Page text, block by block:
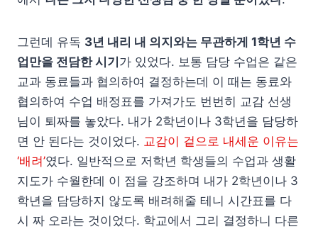
그런데 유독 3년 내리 내 의지와는 무관하게 1학년 수
업만을 전담한 시기 가 있었다. 보통 담당 수업은 같은
교과 동료들과 협의하여 결정하는데 이 때는 동료와
협의하여 수업 배정표를 가져가도 번번히 교감 선생
님이 퇴짜를 놓았다. 내가 2학년이나 3학년을 담당하
면 안 된다는 것이었다. 교감이 겉으로 내세운 이유는
‘배려’였다. 일반적으로 저학년 학생들의 수업과 생활
지도가 수월한데 이 점을 강조하며 내가 2학년이나 3
학년을 담당하지 않도록 배려해줄 테니 시간표를 다
시 짜 오라는 것이었다. 학교에서 그리 결정하니 다른